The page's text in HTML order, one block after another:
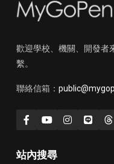
歡迎學校、機關、開發者
繫。
聯絡信箱：
站內搜尋